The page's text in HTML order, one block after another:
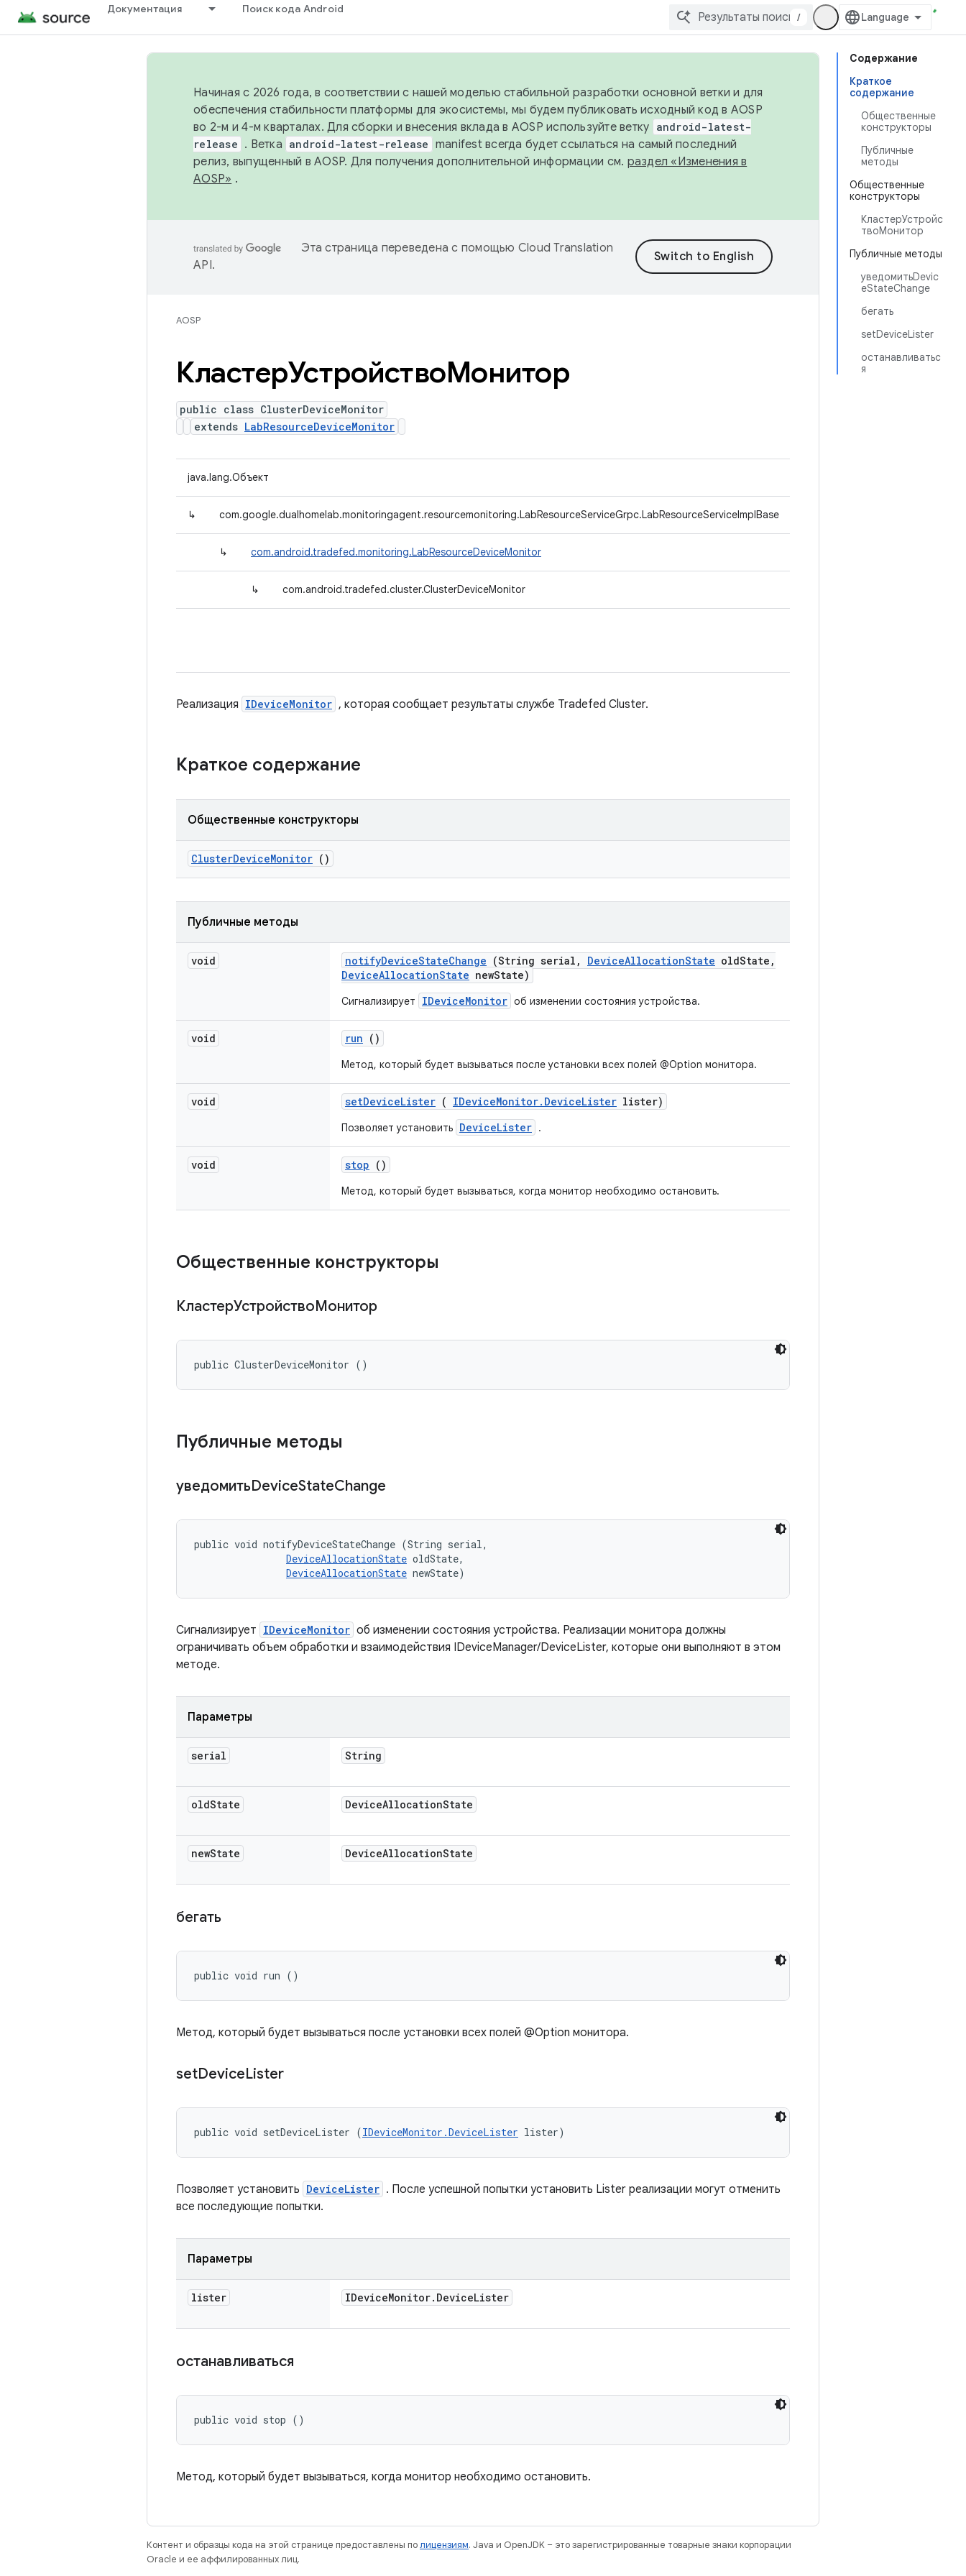
Документация Поиск кода Android
/
Содержание
Краткое
содержание
Общественные
конструкторы
Публичные
методы
Общественные
конструкторы
КластерУстройс
твоМонитор
Публичные методы
уведомитьDevic
eStateChange
бегать
setDeviceLister
останавливатьс
я
Начиная с 2026 года, в соответствии с нашей моделью стабильной разработки основной ветки и для
обеспечения стабильности платформы для экосистемы, мы будем публиковать исходный код в AOSP
во 2-м и 4-м кварталах. Для сборки и внесения вклада в AOSP используйте ветку android-latest-
release . Ветка android-latest-release manifest всегда будет ссылаться на самый последний
релиз, выпущенный в AOSP. Для получения дополнительной информации см. раздел «Изменения в
AOSP» .
Эта страница переведена с помощью Cloud Translation
API.
AOSP
КластерУстройствоМонитор
public class ClusterDeviceMonitor
extends LabResourceDeviceMonitor
java.lang.Объект
↳ com.google.dualhomelab.monitoringagent.resourcemonitoring.LabResourceServiceGrpc.LabResourceServiceImplBase
↳ com.android.tradefed.monitoring.LabResourceDeviceMonitor
↳ com.android.tradefed.cluster.ClusterDeviceMonitor
Реализация IDeviceMonitor , которая сообщает результаты службе Tradefed Cluster.
Краткое содержание
Общественные конструкторы
ClusterDeviceMonitor ()
Публичные методы
void notifyDeviceStateChange (String serial , DeviceAllocationState oldState ,
DeviceAllocationState newState)
Сигнализирует IDeviceMonitor об изменении состояния устройства.
void run ()
Метод, который будет вызываться после установки всех полей @Option монитора.
void setDeviceLister ( IDeviceMonitor. DeviceLister lister)
Позволяет установить DeviceLister .
void stop ()
Метод, который будет вызываться, когда монитор необходимо остановить.
Общественные конструкторы
КластерУстройствоМонитор
public ClusterDeviceMonitor ()
Публичные методы
уведомитьDeviceStateChange
public void notifyDeviceStateChange (String serial,
DeviceAllocationState oldState,
DeviceAllocationState newState)
Сигнализирует IDeviceMonitor об изменении состояния устройства. Реализации монитора должны
ограничивать объем обработки и взаимодействия IDeviceManager/DeviceLister, которые они выполняют в этом
методе.
Параметры
serial String
oldState DeviceAllocationState
newState DeviceAllocationState
бегать
public void run ()
Метод, который будет вызываться после установки всех полей @Option монитора.
setDeviceLister
public void setDeviceLister (IDeviceMonitor.DeviceLister lister)
Позволяет установить DeviceLister . После успешной попытки установить Lister реализации могут отменить
все последующие попытки.
Параметры
lister IDeviceMonitor. DeviceLister
останавливаться
public void stop ()
Метод, который будет вызываться, когда монитор необходимо остановить.
Контент и образцы кода на этой странице предоставлены полицензиям. Java и OpenJDK – это зарегистрированные товарные знаки корпорации
Oracle и ее аффилированных лиц.